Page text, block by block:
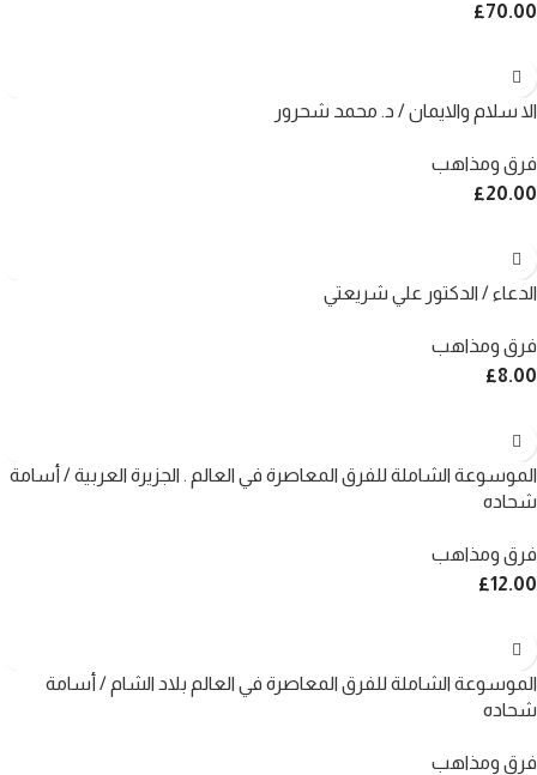
£70.00
الا سلام والايمان / د. محمد شحرور
فرق ومذاهب
£20.00
الدعاء / الدكتور علي شريعتي
فرق ومذاهب
£8.00
الموسوعة الشاملة للفرق المعاصرة في العالم . الجزيرة العربية / أسامة
شحاده
فرق ومذاهب
£12.00
الموسوعة الشاملة للفرق المعاصرة في العالم بلاد الشام / أسامة
شحاده
فرق ومذاهب